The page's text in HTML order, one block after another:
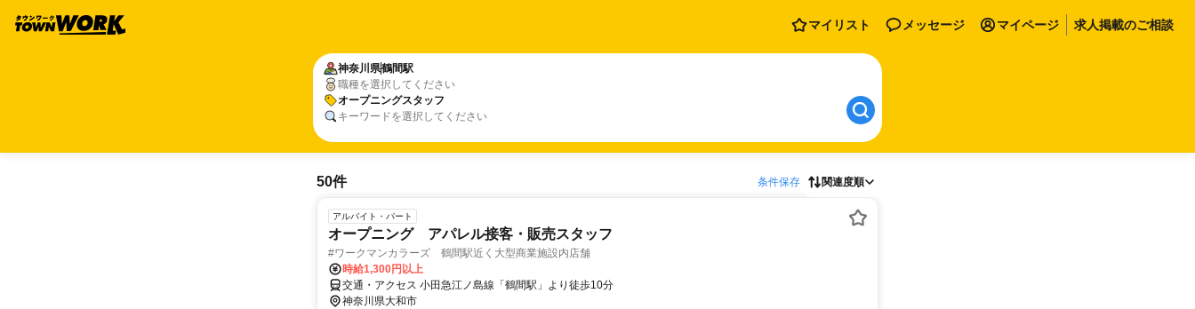
マイリスト メッセージ マイページ 求人掲載のご相談
神奈川県鶴間駅
職種を選択してください
オープニングスタッフ
キーワードを選択してください
50件 条件保存 関連度順
アルバイト・パート
オープニング アパレル接客・販売スタッフ
#ワークマンカラーズ 鶴間駅近く大型商業施設内店舗
時給1,300円以上
交通・アクセス 小田急江ノ島線「鶴間駅」より徒歩10分
神奈川県大和市